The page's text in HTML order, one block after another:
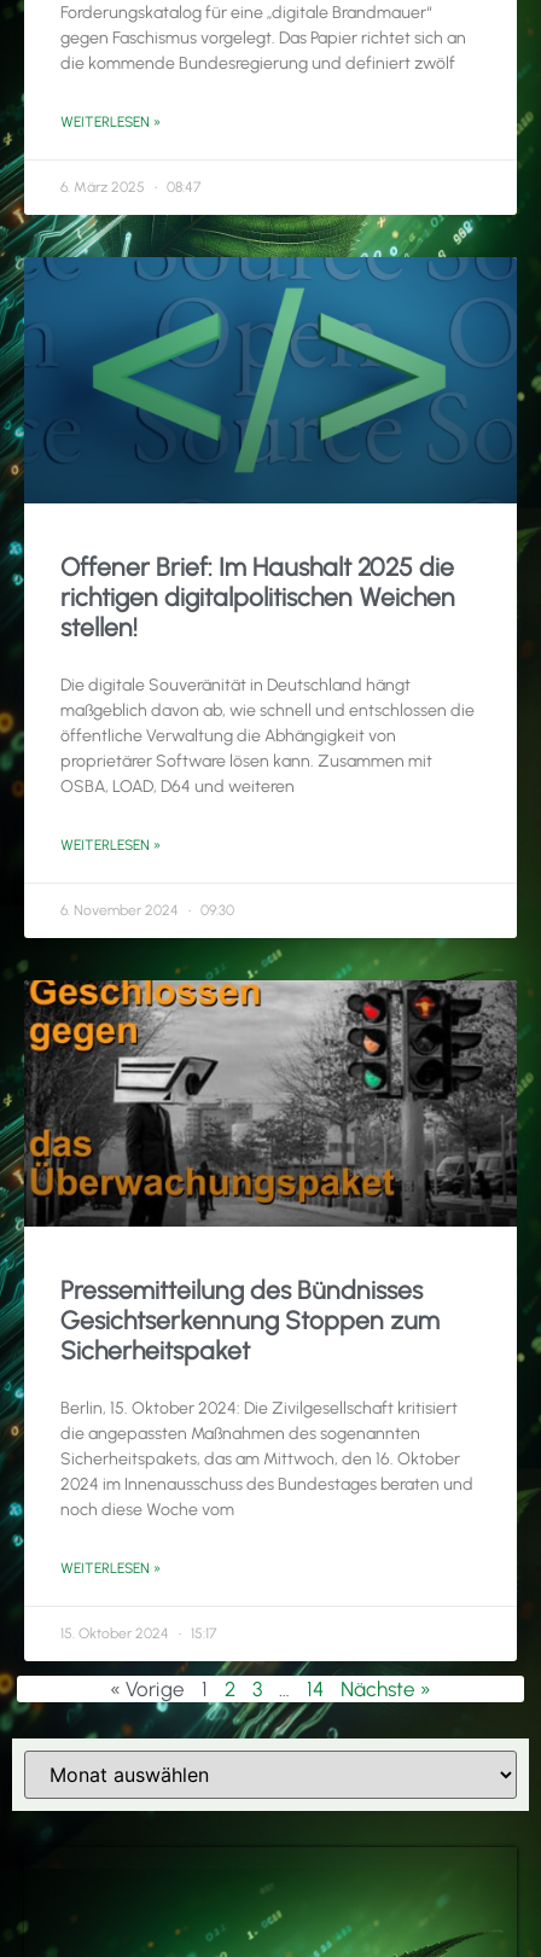
Forderungskatalog für eine „digitale Brandmauer“
gegen Faschismus vorgelegt. Das Papier richtet sich an
die kommende Bundesregierung und definiert zwölf
WEITERLESEN »
6. März 2025 08:47
Offener Brief: Im Haushalt 2025 die
richtigen digitalpolitischen Weichen
stellen!
Die digitale Souveränität in Deutschland hängt
maßgeblich davon ab, wie schnell und entschlossen die
öffentliche Verwaltung die Abhängigkeit von
proprietärer Software lösen kann. Zusammen mit
OSBA, LOAD, D64 und weiteren
WEITERLESEN »
6. November 2024 09:30
Pressemitteilung des Bündnisses
Gesichtserkennung Stoppen zum
Sicherheitspaket
Berlin, 15. Oktober 2024: Die Zivilgesellschaft kritisiert
die angepassten Maßnahmen des sogenannten
Sicherheitspakets, das am Mittwoch, den 16. Oktober
2024 im Innenausschuss des Bundestages beraten und
noch diese Woche vom
WEITERLESEN »
15. Oktober 2024 15:17
« Vorige 1 2 3 14 Nächste »